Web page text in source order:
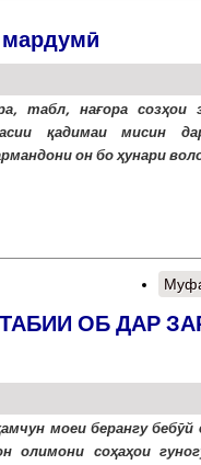
мардумӣ
табл, нағора созҳои
қадимаи мисин
он бо ҳунари
ОБ ДАР
моеи берангу
олимони соҳаҳои